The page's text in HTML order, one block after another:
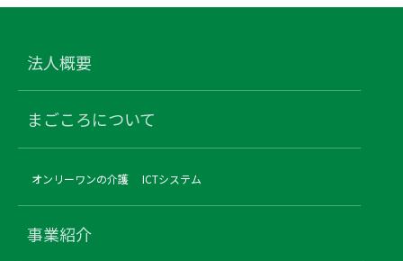
法人概要
まごころについて
オンリーワンの介護 ICTシステム
事業紹介